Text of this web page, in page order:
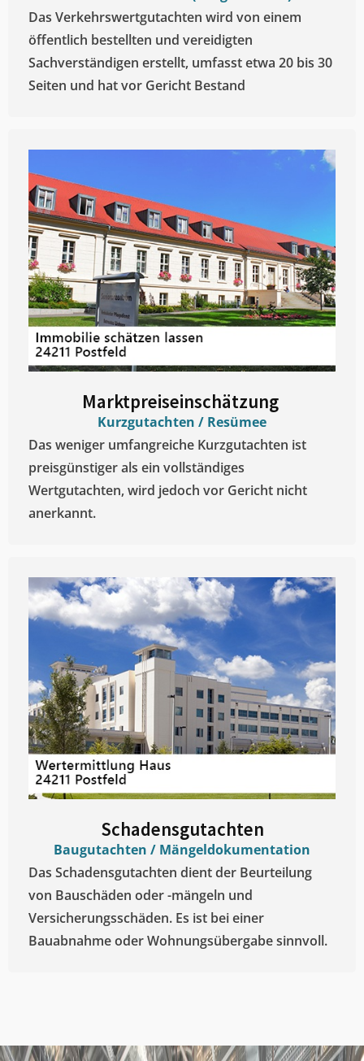
Das Verkehrswertgutachten wird von einem
öffentlich bestellten und vereidigten
Sachverständigen erstellt, umfasst etwa 20 bis 30
Seiten und hat vor Gericht Bestand
Marktpreiseinschätzung ​
Kurzgutachten / Resümee
Das weniger umfangreiche Kurzgutachten ist
preisgünstiger als ein vollständiges
Wertgutachten, wird jedoch vor Gericht nicht
anerkannt.
Schadensgutachten
Baugutachten / Mängeldokumentation
Das Schadensgutachten dient der Beurteilung
von Bauschäden oder -mängeln und
Versicherungsschäden. Es ist bei einer
Bauabnahme oder Wohnungsübergabe sinnvoll.